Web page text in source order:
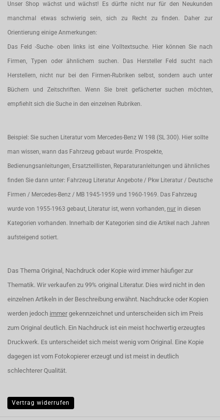
Unser Shop wächst und wächst! Es dürfte nicht nur für den Neukunden
manchmal etwas schwierig sein, sich zu Recht zu finden. Daher zur
Orientierung einige Anmerkungen:
Das Feld -Suche- oben links ist eine Volltextsuche. Hier können Sie nach
Firmen, Typen oder ähnlichem suchen. Das Hersteller Feld sucht nach
Herstellern, nicht nur bei den Firmen-Rubriken selbst, sondern auch unter
Büchern und Zeitschriften. Wenn Sie breit gefächerter suchen möchten,
empfiehlt sich die Suche in den einzelnen Rubriken.
Beispiel: Sie suchen Literatur vom Mercedes-Benz W 198 (SL 300). Hier sollte
man wissen, wann das Fahrzeug gebaut wurde. Prospekte,
Bedienungsanleitungen, Ersatzteillisten, Reparaturanleitungen und ähnliches
finden Sie dann unter: Fahrzeug Literatur Angebote / Pkw Literatur / Deutsche
Firmen / Mercedes-Benz / MB 1945-1959 und 1960-1969. Das Fahrzeug
wurde von 1955-1963 gebaut, Literatur ist, wenn vorhanden, nur in diesen
Kategorien vorhanden. Innerhalb der Kategorien sind die Artikel nach Jahren
aufsteigend sotiert.
Das Thema Original, Nachdruck oder Kopie wird immer häufiger zur
Thematik. Wir verkaufen zu 99% original Literatur. Dies wird nicht in den
einzelnen Artikeln in der Beschreibung erwähnt. Nachdrucke oder Kopien
werden jedoch immer gekennzeichnet und unterscheiden sich im Preis
zum Original deutlich. Ein Nachdruck ist ein meist hochwertig erzeugtes
Druckwerk. Es unterscheidet sich meist wenig vom Original. Eine Kopie
dagegen ist vom Fotokopierer erzeugt und ist meist in deutlich
schlechterer Qualität.
Vertrag widerrufen